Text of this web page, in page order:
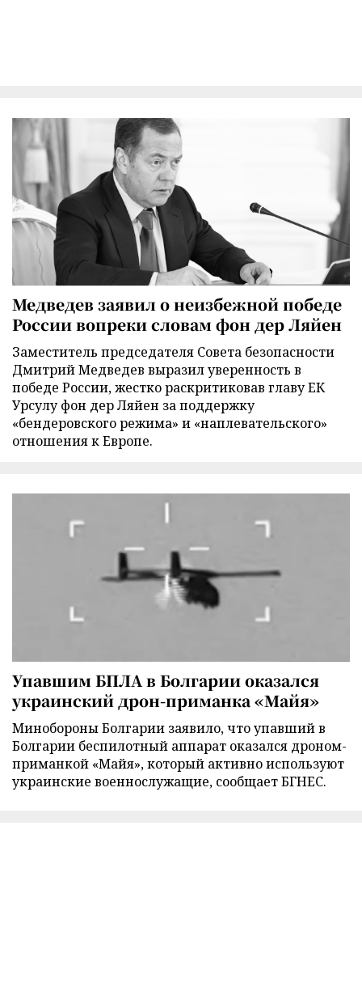
Медведев заявил о неизбежной победе
России вопреки словам фон дер Ляйен
Заместитель председателя Совета безопасности
Дмитрий Медведев выразил уверенность в
победе России, жестко раскритиковав главу ЕК
Урсулу фон дер Ляйен за поддержку
«бендеровского режима» и «наплевательского»
отношения к Европе.
Упавшим БПЛА в Болгарии оказался
украинский дрон-приманка «Майя»
Минобороны Болгарии заявило, что упавший в
Болгарии беспилотный аппарат оказался дроном-
приманкой «Майя», который активно используют
украинские военнослужащие, сообщает БГНЕС.